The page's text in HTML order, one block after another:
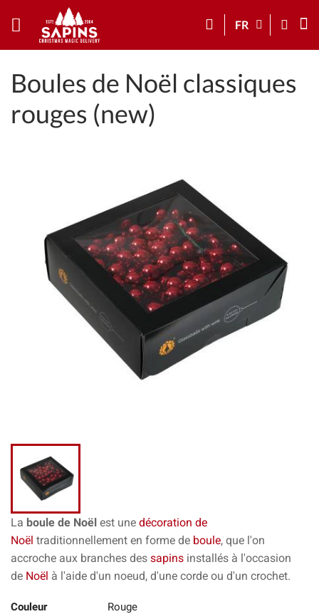
FR
Boules de Noël classiques
rouges (new)
La boule de Noël est une décoration de
Noël traditionnellement en forme de boule, que l'on
accroche aux branches des sapins installés à l'occasion
de Noël à l'aide d'un noeud, d'une corde ou d'un crochet.
Couleur Rouge